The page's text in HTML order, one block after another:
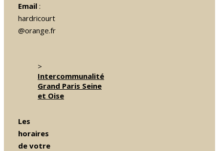
Email :
hardricourt
@orange.fr
>
Intercommunalité
Grand Paris Seine
et Oise
Les
horaires
de votre